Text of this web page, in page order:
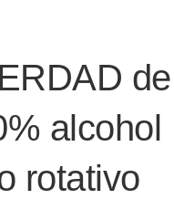
de
alcohol
rotativo